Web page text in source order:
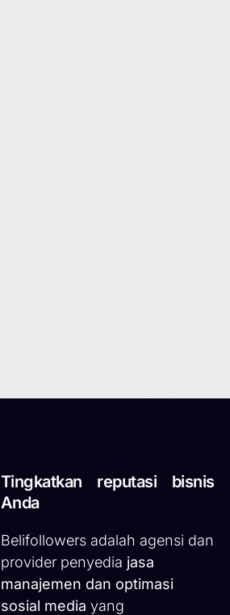
Tingkatkan reputasi bisnis
Anda
Belifollowers adalah agensi dan
provider penyedia jasa
manajemen dan optimasi
sosial media yang